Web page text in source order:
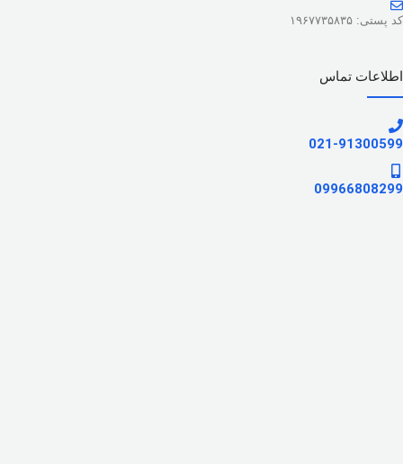
کد پستی: ۱۹۶۷۷۳۵۸۳۵
اطلاعات تماس
021-91300599
09966808299